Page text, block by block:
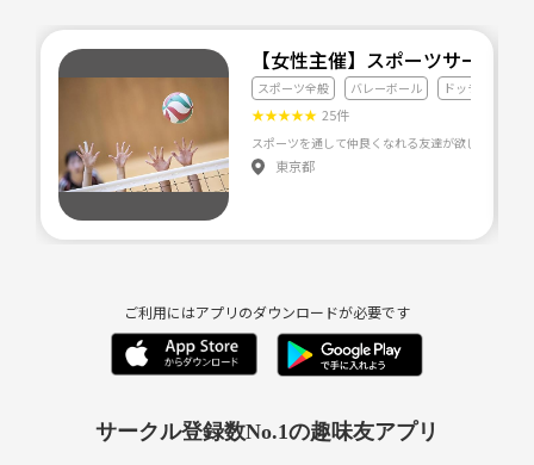
【女性主催】スポーツサークル
スポーツ全般 バレーボール ドッチボール
★★★★★ 25件
東京都
ご利用にはアプリのダウンロードが必要です
サークル登録数No.1の趣味友アプリ